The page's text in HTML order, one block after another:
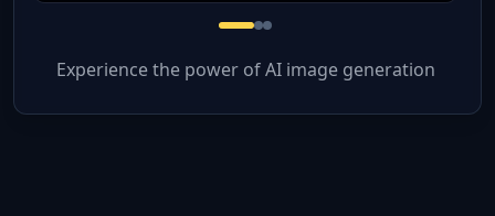
Pixel-native cinematic
Product concept with
High-resolution creative
Experience the power of AI image generation